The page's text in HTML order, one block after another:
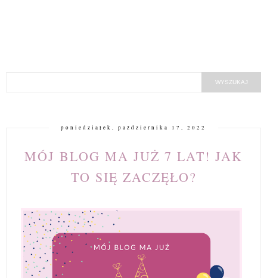
poniedziałek, października 17, 2022
MÓJ BLOG MA JUŻ 7 LAT! JAK
TO SIĘ ZACZĘŁO?